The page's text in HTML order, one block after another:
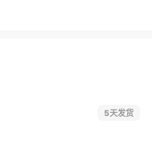
5天发货